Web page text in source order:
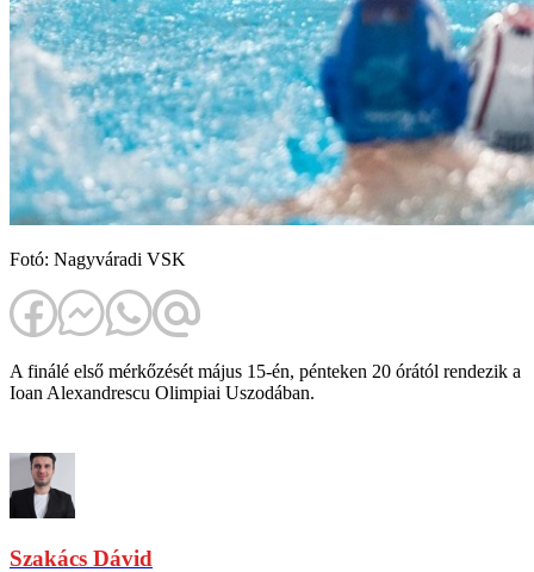
Fotó: Nagyváradi VSK
A finálé első mérkőzését május 15-én, pénteken 20 órától rendezik a
Ioan Alexandrescu Olimpiai Uszodában.
Szakács Dávid